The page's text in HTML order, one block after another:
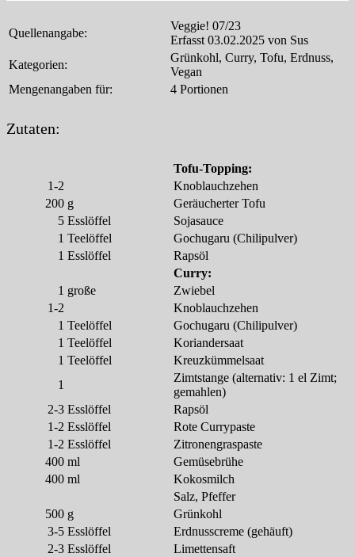
Quellenangabe:
Veggie! 07/23
Erfasst 03.02.2025 von Sus
Kategorien:
Grünkohl, Curry, Tofu, Erdnuss,
Vegan
Mengenangaben für:
4 Portionen
Zutaten:
Tofu-Topping:
1-2
Knoblauchzehen
200 g
Geräucherter Tofu
5 Esslöffel
Sojasauce
1 Teelöffel
Gochugaru (Chilipulver)
1 Esslöffel
Rapsöl
Curry:
1 große
Zwiebel
1-2
Knoblauchzehen
1 Teelöffel
Gochugaru (Chilipulver)
1 Teelöffel
Koriandersaat
1 Teelöffel
Kreuzkümmelsaat
1
Zimtstange (alternativ: 1 el Zimt;
gemahlen)
2-3 Esslöffel
Rapsöl
1-2 Esslöffel
Rote Currypaste
1-2 Esslöffel
Zitronengraspaste
400 ml
Gemüsebrühe
400 ml
Kokosmilch
Salz, Pfeffer
500 g
Grünkohl
3-5 Esslöffel
Erdnusscreme (gehäuft)
2-3 Esslöffel
Limettensaft